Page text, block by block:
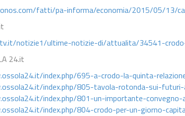
fatti/pa-informa/economia/2015/05/13/
notizie1/ultime-notizie-di/attualita/34541-
24.it
index.php/695-a-crodo-la-quinta-
index.php/805-tavola-rotonda-sui-futuri-
index.php/801-un-importante-
index.php/804-crodo-per-un-giorno-